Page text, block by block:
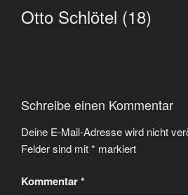
Otto Schlötel (18)
Schreibe einen Kommentar
Deine E-Mail-Adresse wird nicht
Felder sind mit* markiert
Kommentar*